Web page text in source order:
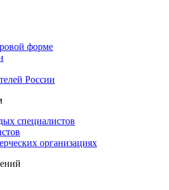
форме
России
специалистов
организациях